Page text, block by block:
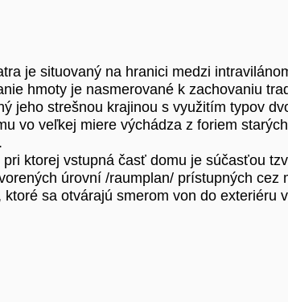
je situovaný na hranici medzi
hmoty je nasmerované k zachovaniu
jeho strešnou krajinou s využitím typov
vo veľkej miere výchádza z foriem
ktorej vstupná časť domu je súčasťou
úrovní /raumplan/ prístupných cez
sa otvárajú smerom von do exteriéru